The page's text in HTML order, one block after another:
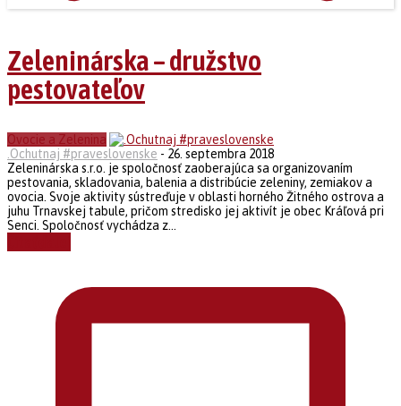
Zeleninárska – družstvo
pestovateľov
Ovocie a Zelenina
.Ochutnaj #praveslovenske - 26. septembra 2018
Zeleninárska s.r.o. je spoločnosť zaoberajúca sa organizovaním
pestovania, skladovania, balenia a distribúcie zeleniny, zemiakov a
ovocia. Svoje aktivity sústreďuje v oblasti horného Žitného ostrova a
juhu Trnavskej tabule, pričom stredisko jej aktivít je obec Kráľová pri
Senci. Spoločnosť vychádza z...